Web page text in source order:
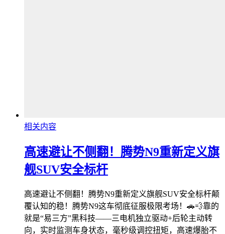
相关内容
高速避让不侧翻！腾势N9重新定义旗
舰SUV安全标杆
高速避让不侧翻！腾势N9重新定义旗舰SUV安全标杆颠
覆认知的稳！腾势N9这车彻底征服极限考场！🚗💨靠的
就是“易三方”黑科技——三电机独立驱动+后轮主动转
向，实时监测车身状态，毫秒级调控扭矩，高速爆胎不